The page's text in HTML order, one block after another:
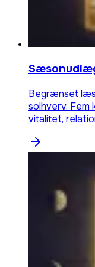
Begrænset
solhverv. Fem
vitalitet,